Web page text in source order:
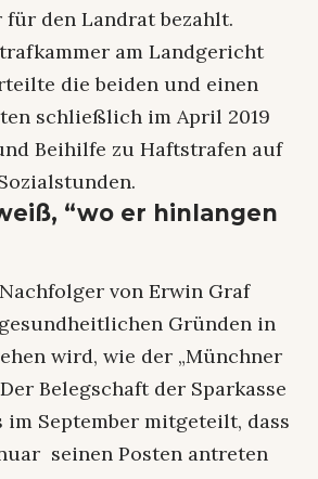
den Landrat bezahlt.
am Landgericht
die beiden und einen
schließlich im April 2019
Beihilfe zu Haftstrafen auf
“wo er hinlangen
von Erwin Graf
Gründen in
wird, wie der „Münchner
Belegschaft der Sparkasse
im September mitgeteilt, dass
seinen Posten antreten